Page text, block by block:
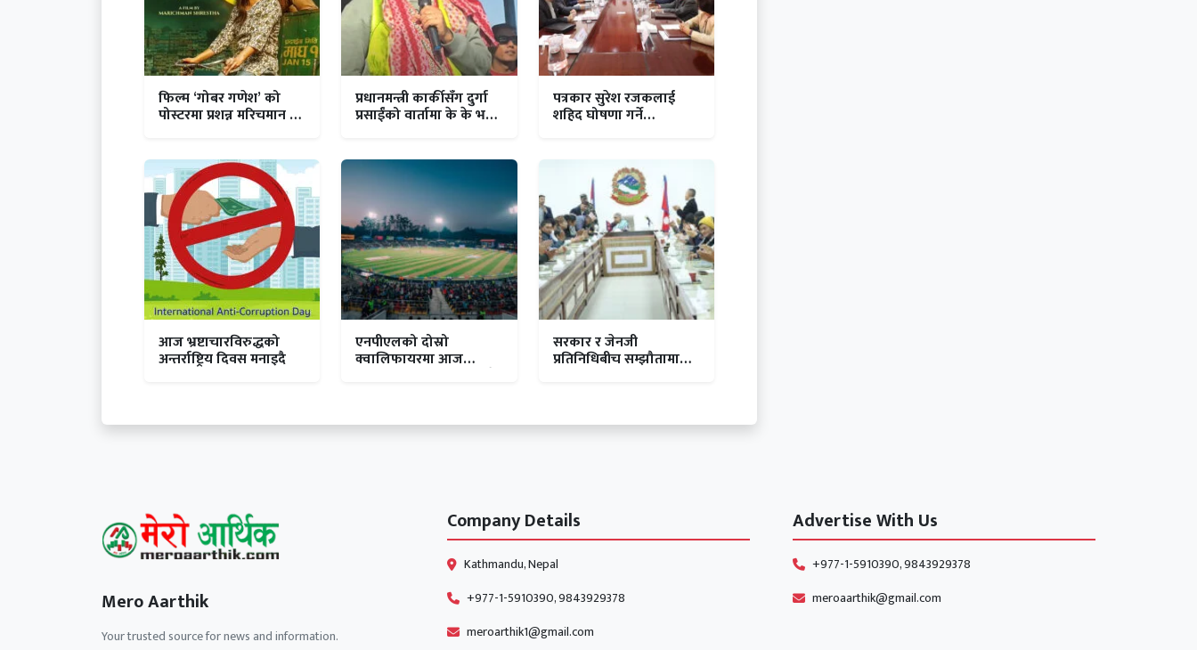
फिल्म ‘गोबर गणेश’ को
पोस्टरमा प्रशन्न मरिचमान र
प्रधानमन्त्री कार्कीसँग दुर्गा
प्रसाईंको वार्तामा के के भयो
पत्रकार सुरेश रजकलाई
शहिद घोषणा गर्ने
आज भ्रष्टाचारविरुद्धको
अन्तर्राष्ट्रिय दिवस मनाइदै
एनपीएलको दोस्रो
क्वालिफायरमा आज
सरकार र जेनजी
प्रतिनिधिबीच सम्झौतामा
Mero Aarthik
Your trusted source for news and information.
Company Details
Kathmandu, Nepal
+977-1-5910390, 9843929378
meroarthik1@gmail.com
Advertise With Us
+977-1-5910390, 9843929378
meroaarthik@gmail.com